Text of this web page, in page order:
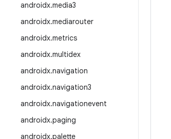
androidx.media3
androidx.mediarouter
androidx.metrics
androidx.multidex
androidx.navigation
androidx.navigation3
androidx.navigationevent
androidx.paging
androidx.palette